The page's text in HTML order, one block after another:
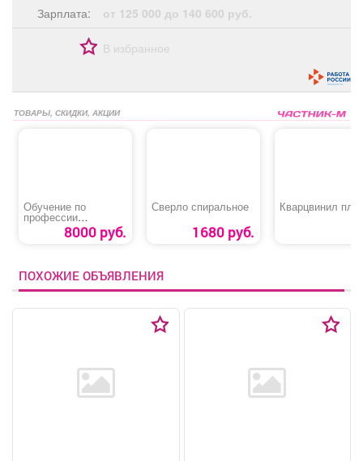
Зарплата:
от 125 000 до 140 600 руб.
В избранное
ТОВАРЫ, СКИДКИ, АКЦИИ
Обучение по
профессии
«Слесарь по
ремонту дорожно-
8000 руб.
Сверло спиральное
1680 руб.
Кварцвинил
ПОХОЖИЕ ОБЪЯВЛЕНИЯ